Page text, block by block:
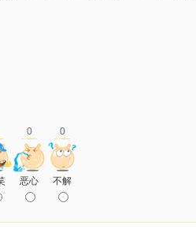
0 0
恶心 不解